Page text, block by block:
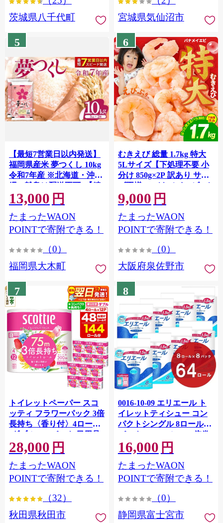
茨城県八千代町
宮城県気仙沼市
5
【最短7営業日以内発送】
福岡県産米 夢つくし 10kg
令和7年産 ※北海道・沖
縄・離島は配送不可 |【精
米 単一米 単一原料米 7年
産 国産 お米 ブランド米
5kg × 2 ゆめつくし】
CY009_01
13,000 円
たまったWAON
POINTで寄附できる！
（0）
福岡県大木町
6
むきえび 総量 1.7kg 特大
5Lサイズ【下処理不要 小
分け 850g×2P 訳あり サイ
ズ不揃い バナメイエビ バ
ラ凍結】 G4142
9,000 円
たまったWAON
POINTで寄附できる！
（0）
大阪府泉佐野市
7
トイレットペーパー スコ
ッティ フラワーパック 3倍
長持ち〈香り付〉4ロール
(ダブル)×12パック 日用品
最短翌日発送 [スコッティ
フラワーパック トイレッ
トペーパー 日本製紙クレ
シア] 秋田県秋田市
28,000 円
たまったWAON
POINTで寄附できる！
（32）
秋田県秋田市
8
0016-10-09 エリエール ト
イレットティシュー コン
パクトシングル 8ロール×8
パック 64ロール 1.5倍巻
82.5m トイレットペーパー
シングル パルプ100％ 香り
つき 日用品 消耗品 備蓄
16,000 円
たまったWAON
POINTで寄附できる！
（0）
静岡県富士宮市